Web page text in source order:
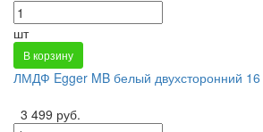
шт
В корзину
ЛМДФ Egger MB белый двухсторонний
3 499 руб.